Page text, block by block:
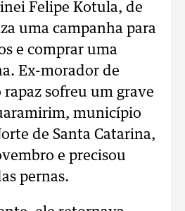
Felipe Kotula, de
uma campanha para
e comprar uma
Ex-morador de
rapaz sofreu um grave
município
de Santa Catarina,
e precisou
pernas.